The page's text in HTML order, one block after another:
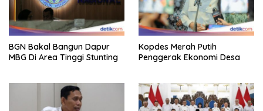
BGN Bakal Bangun Dapur
MBG Di Area Tinggi Stunting
Kopdes Merah Putih
Penggerak Ekonomi Desa